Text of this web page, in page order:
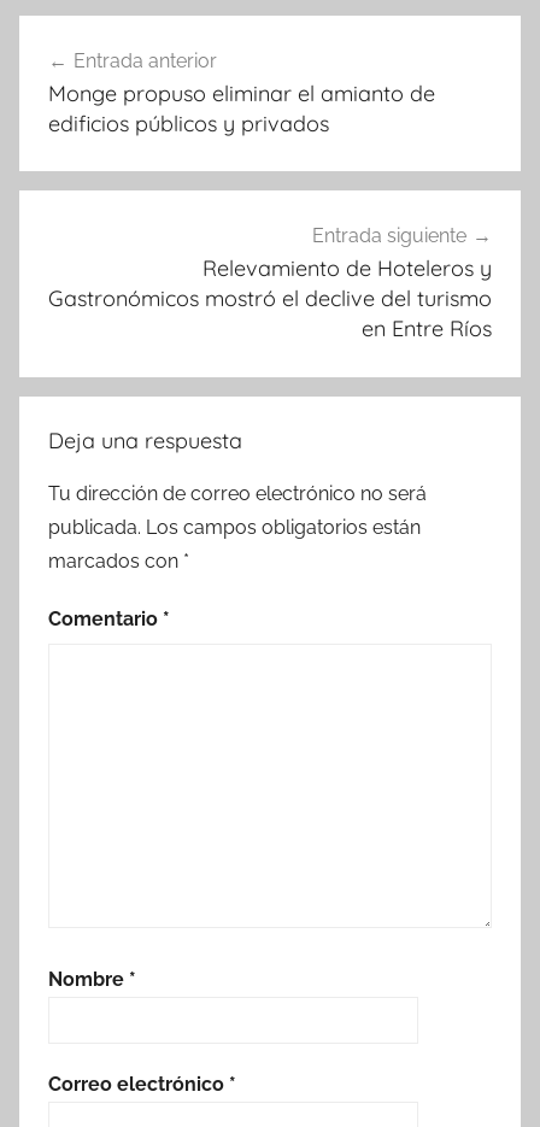
de
entradas
Entrada anterior
Monge propuso eliminar el amianto de
edificios públicos y privados
Entrada siguiente
Relevamiento de Hoteleros y
Gastronómicos mostró el declive del turismo
en Entre Ríos
Deja una respuesta
Tu dirección de correo electrónico no será
publicada. Los campos obligatorios están
marcados con *
Comentario *
Nombre *
Correo electrónico *